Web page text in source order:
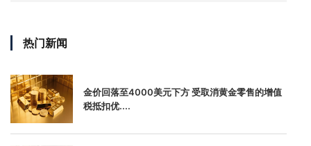
热门新闻
金价回落至4000美元下方 受取消黄金零售的增值
税抵扣优....